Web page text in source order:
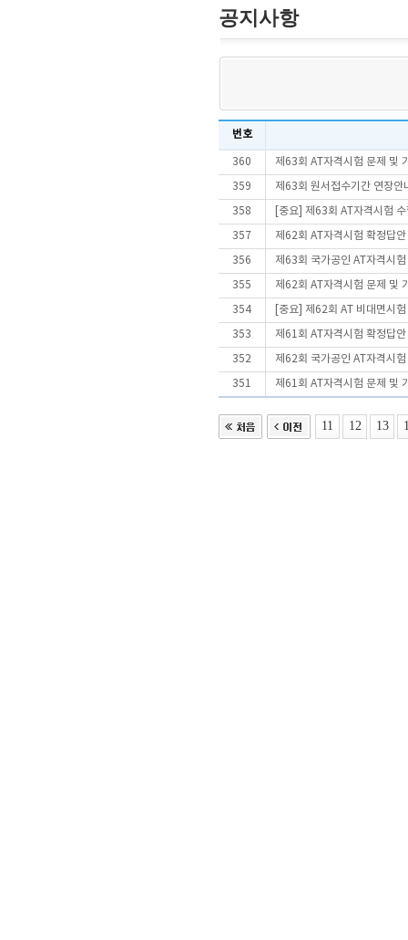
공지사항
번호
360 제63회 AT자격시험 문제 및
359 제63회 원서접수기간 연장안
358 [중요] 제63회 AT자격시험
357 제62회 AT자격시험 확정답
356 제63회 국가공인 AT자격시
355 제62회 AT자격시험 문제 및
354 [중요] 제62회 AT 비대면시
353 제61회 AT자격시험 확정답
352 제62회 국가공인 AT자격시
351 제61회 AT자격시험 문제 및
11 12 13